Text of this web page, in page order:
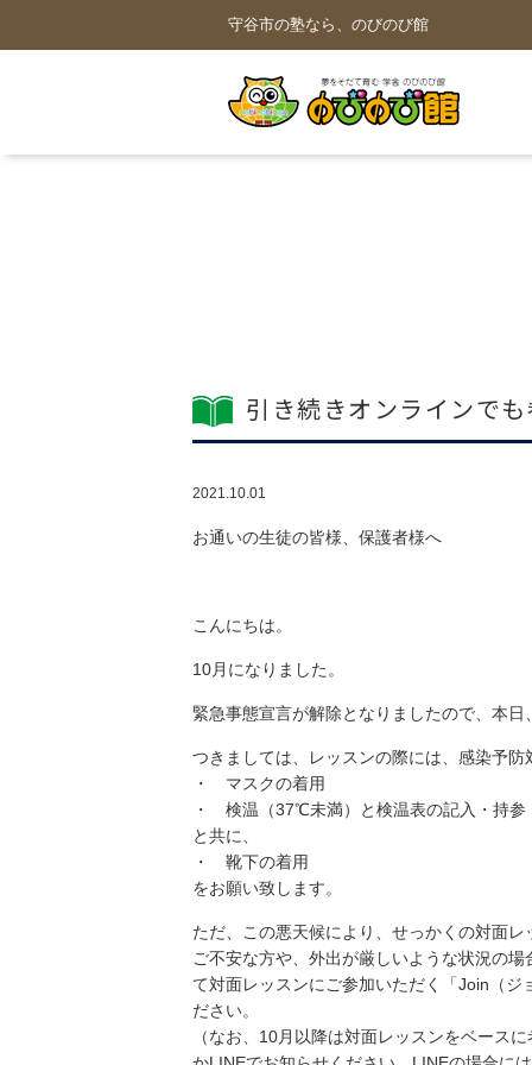
守谷市の塾なら、のびのび館
引き続きオンラインで
2021.10.01
お通いの生徒の皆様、保護者様へ
こんにちは。
10月になりました。
緊急事態宣言が解除となりましたので、本
つきましては、レッスンの際には、感染予
・ マスクの着用
・ 検温（37℃未満）と検温表の記入・持参
と共に、
・ 靴下の着用
をお願い致します。
ただ、この悪天候により、せっかくの対面
ご不安な方や、外出が厳しいような状況の
て対面レッスンにご参加いただく「Join（
ださい。
（なお、10月以降は対面レッスンをベース